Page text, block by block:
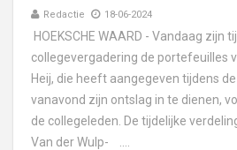
Redactie 18-06-2024
HOEKSCHE WAARD - Vandaag zijn
collegevergadering de portefeuilles
Heij, die heeft aangegeven tijdens
vanavond zijn ontslag in te dienen,
de collegeleden. De tijdelijke
Van der Wulp- ....